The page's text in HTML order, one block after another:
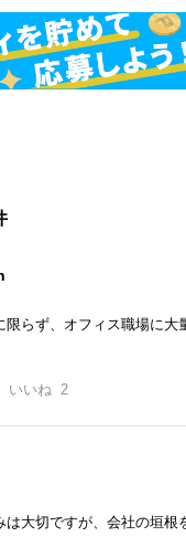
限らず、オフィス職場に
2
は大切ですが、会社の垣